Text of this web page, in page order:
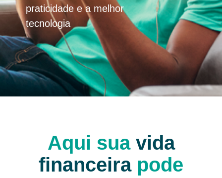
praticidade e a melhor
tecnologia
Aqui suavida
financeira pode